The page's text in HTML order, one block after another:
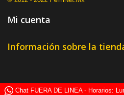
Mi cuenta
Información sobre la
Chat FUERA DE LINEA - Horarios: